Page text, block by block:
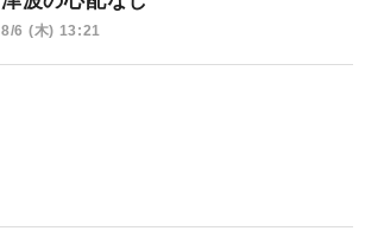
8/6 (木) 13:21